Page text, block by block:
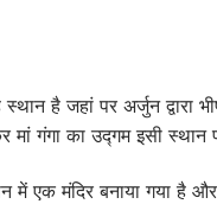
है जहां पर अर्जुन द्वारा
मां गंगा का उद्गम इसी स्थान
में एक मंदिर बनाया गया है